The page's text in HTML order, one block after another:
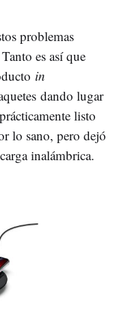
problemas
es así que
in
dando lugar
listo
lo sano, pero dejó
inalámbrica.